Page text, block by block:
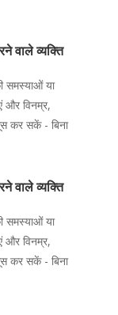
वाले व्यक्ति
समस्याओं या
और विनम्र,
कर सकें - बिना
वाले व्यक्ति
समस्याओं या
और विनम्र,
कर सकें - बिना